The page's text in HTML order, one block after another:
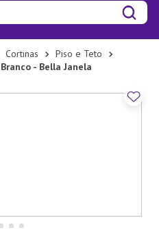
Cortinas
Piso e Teto
- Bella Janela